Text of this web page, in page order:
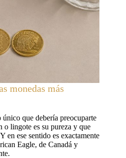
monedas más
que debería preocuparte
o lingote es su pureza y que
ese sentido es exactamente
Eagle, de Canadá y